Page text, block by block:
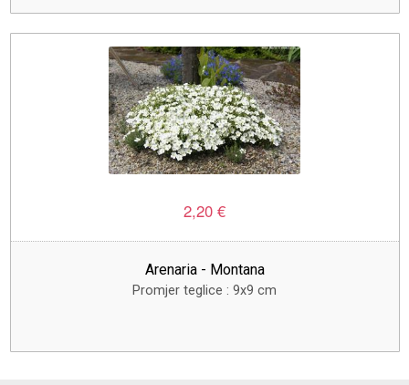
2,20 €
Arenaria - Montana
Promjer teglice : 9x9 cm